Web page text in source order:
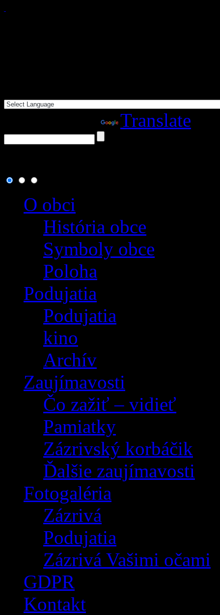
Translate
O obci
História obce
Symboly obce
Poloha
Podujatia
Podujatia
kino
Archív
Zaujímavosti
Čo zažiť – vidieť
Pamiatky
Zázrivský korbáčik
Ďalšie zaujímavosti
Fotogaléria
Zázrivá
Podujatia
Zázrivá Vašimi očami
GDPR
Kontakt